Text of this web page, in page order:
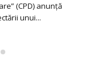
(CPD) anunţă
unui...